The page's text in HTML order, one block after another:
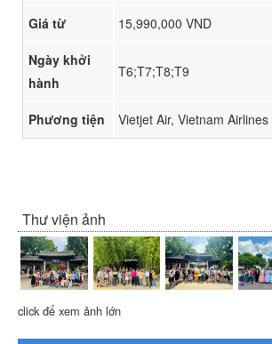
Giá từ 15,990,000 VND
Ngày khởi
hành
T6;T7;T8;T9
Phương tiện Vietjet Air, Vietnam Airlines
Thư viện ảnh
click để xem ảnh lớn